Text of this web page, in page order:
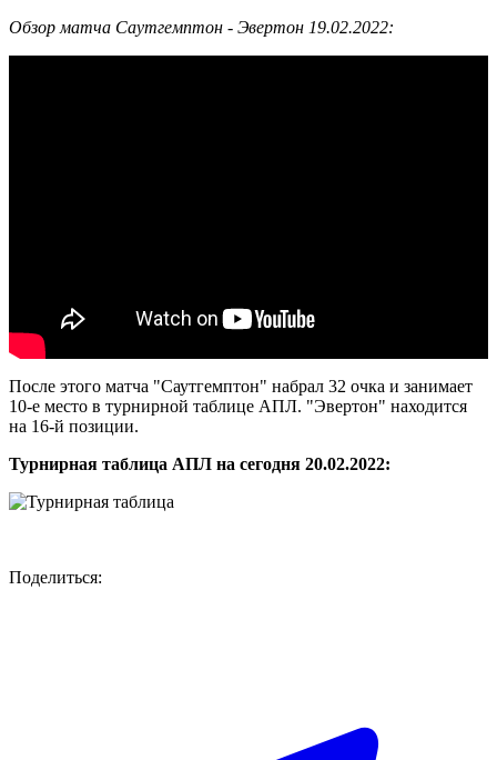
Обзор матча Саутгемптон - Эвертон 19.02.2022:
После этого матча "Саутгемптон" набрал 32 очка и занимает
10-е место в турнирной таблице АПЛ. "Эвертон" находится
на 16-й позиции.
Турнирная таблица АПЛ на сегодня 20.02.2022:
Поделиться: